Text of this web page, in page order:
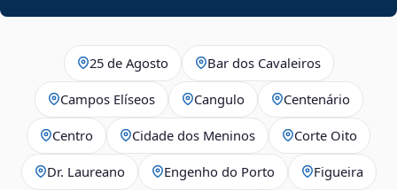
25 de Agosto Bar dos Cavaleiros
Campos Elíseos Cangulo Centenário
Centro Cidade dos Meninos Corte Oito
Dr. Laureano Engenho do Porto Figueira